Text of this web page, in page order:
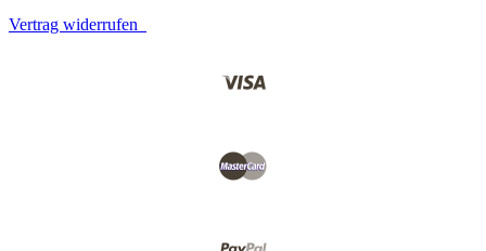
Vertrag widerrufen